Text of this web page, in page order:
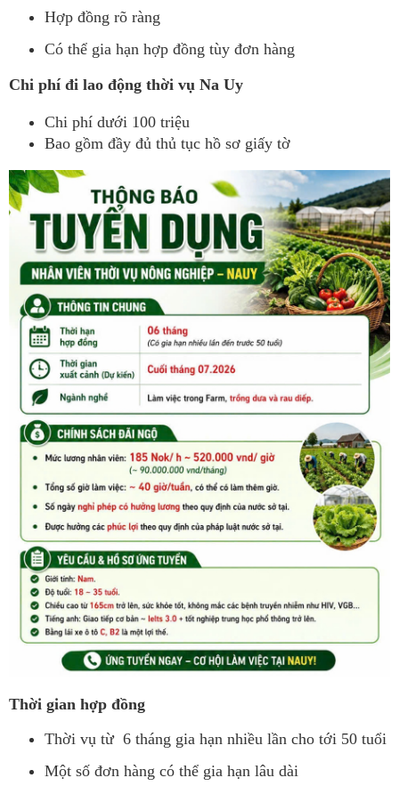
Hợp đồng rõ ràng
Có thể gia hạn hợp đồng tùy đơn hàng
Chi phí đi lao động thời vụ Na Uy
Chi phí dưới 100 triệu
Bao gồm đầy đủ thủ tục hồ sơ giấy tờ
Thời gian hợp đồng
Thời vụ từ 6 tháng gia hạn nhiều lần cho tới 50 tuổi
Một số đơn hàng có thể gia hạn lâu dài